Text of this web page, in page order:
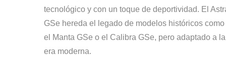
tecnológico y con un toque de deportividad. El
GSe hereda el legado de modelos históricos como
el Manta GSe o el Calibra GSe, pero adaptado a la
era moderna.